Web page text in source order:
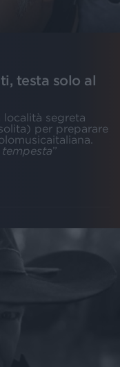
testa solo al
segreta
per preparare
”